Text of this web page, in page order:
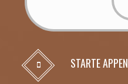
STARTE APPEN